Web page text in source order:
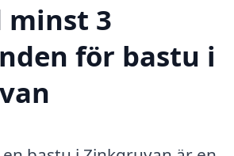
minst 3
för bastu i